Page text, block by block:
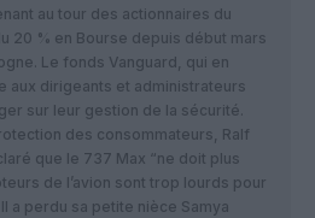
au tour des actionnaires du
20 % en Bourse depuis début mars
Le fonds Vanguard, qui en
aux dirigeants et administrateurs
sur leur gestion de la sécurité.
des consommateurs, Ralf
que le 737 Max “ne doit plus
de l’avion sont trop lourds pour
a perdu sa petite nièce Samya